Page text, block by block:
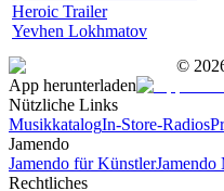
Heroic Trailer
Yevhen Lokhmatov
©
App herunterladen
Nützliche Links
MusikkatalogIn-Store-Radios
Jamendo
Jamendo für KünstlerJamendo
Rechtliches